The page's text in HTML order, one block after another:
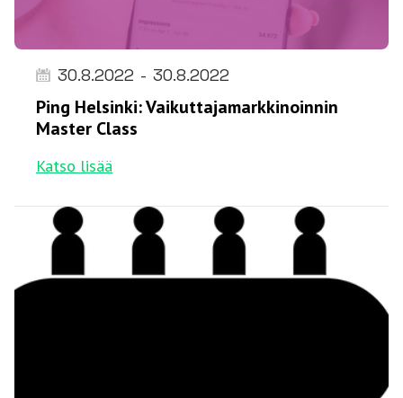
30.8.2022 - 30.8.2022
Ping Helsinki: Vaikuttajamarkkinoinnin
Master Class
Katso lisää